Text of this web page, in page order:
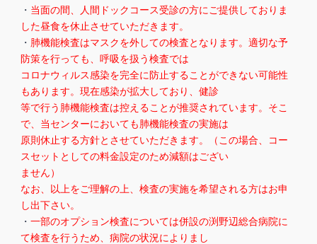
・ 当面の間、人間ドックコース受診の方にご提供しておりま
した昼食を休止させていただきます。
・ 肺機能検査はマスクを外しての検査となります。適切な予
防策を行っても、呼吸を扱う検査では
コロナウィルス感染を完全に防止することができない可能性
もあります。現在感染が拡大しており、健診
等で行う肺機能検査は控えることが推奨されています。そこ
で、当センターにおいても肺機能検査の実施は
原則休止する方針とさせていただきます。（この場合、コー
スセットとしての料金設定のため減額はござい
ません）
なお、以上をご理解の上、検査の実施を希望される方はお申
し出下さい。
・ 一部のオプション検査については併設の渕野辺総合病院に
て検査を行うため、病院の状況によりまし